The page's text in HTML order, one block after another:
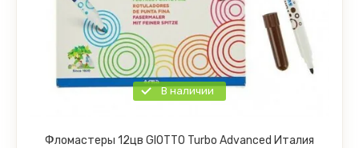
В наличии
Фломастеры 12цв GIOTTO Turbo Advanced Италия